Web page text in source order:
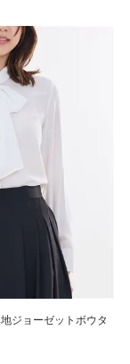
ジョーゼットボウタ